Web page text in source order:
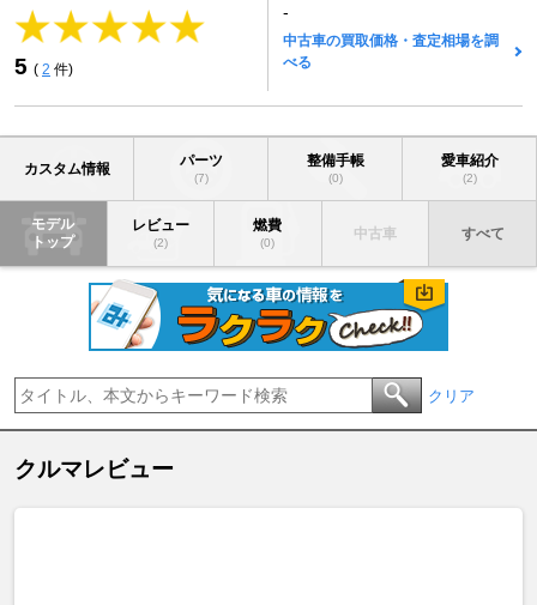
5 ( 2 件)
-
中古車の買取価格・査定相場を調
べる
カスタム情報 パーツ
(7)
整備手帳
(0)
愛車紹介
(2)
モデル
トップ
レビュー
(2)
燃費
(0)
中古車 すべて
クリア
クルマレビュー